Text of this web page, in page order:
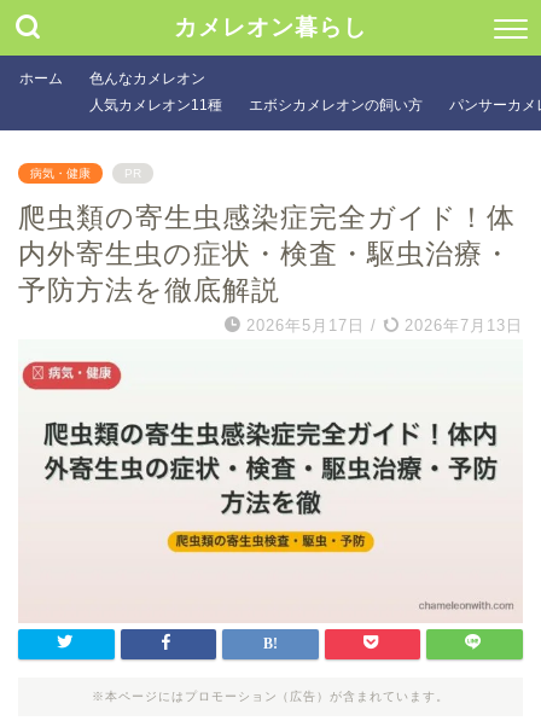
カメレオン暮らし
ホーム
色んなカメレオン
人気カメレオン11種
エボシカメレオンの飼い方 パンサーカメ
病気・健康 PR
爬虫類の寄生虫感染症完全ガイド！体
内外寄生虫の症状・検査・駆虫治療・
予防方法を徹底解説
2026年5月17日 / 2026年7月13日
※本ページにはプロモーション（広告）が含まれています。